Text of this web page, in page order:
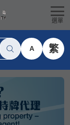
選單
A 繁